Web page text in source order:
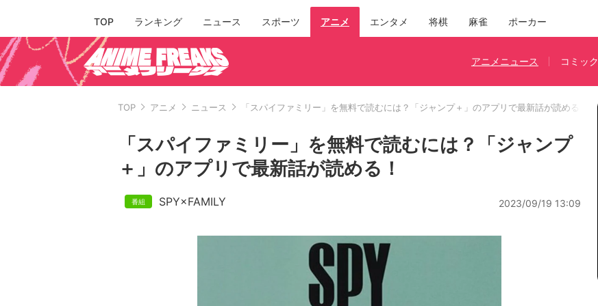
TOP ランキング ニュース スポーツ アニメ エンタメ 将棋 麻雀 ポーカー
アニメニュース コミック
TOP アニメ ニュース 「スパイファミリー」を無料で読むには？「ジャンプ＋」のアプリで最新話が読める！
「スパイファミリー」を無料で読むには？「ジャンプ
＋」のアプリで最新話が読める！
SPY×FAMILY 2023/09/19 13:09